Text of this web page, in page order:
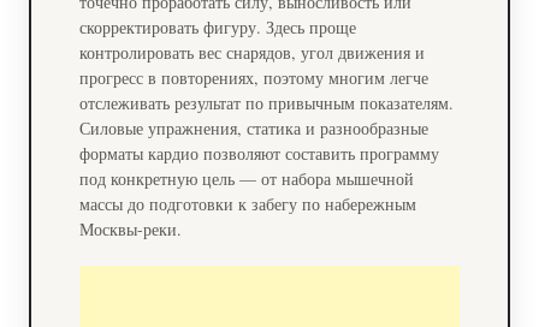
скорректировать фигуру. Здесь проще
контролировать вес снарядов, угол движения и
прогресс в повторениях, поэтому многим легче
отслеживать результат по привычным показателям.
Силовые упражнения, статика и разнообразные
форматы кардио позволяют составить программу
под конкретную цель — от набора мышечной
массы до подготовки к забегу по набережным
Москвы-реки.